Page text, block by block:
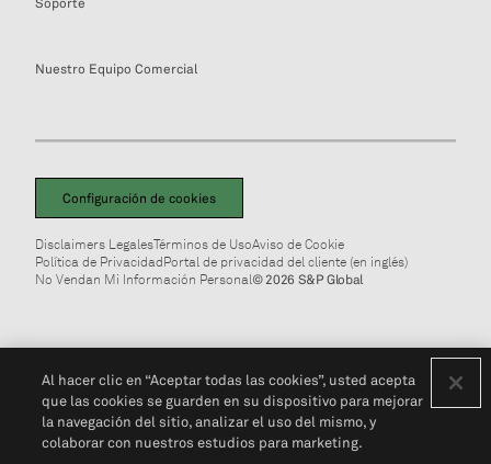
Nuestro Equipo Comercial
Configuración de cookies
Disclaimers LegalesTérminos de UsoAviso de Cookie
Política de PrivacidadPortal de privacidad del cliente (en inglés)
No Vendan Mi Información Personal© 2026 S&P Global
Al hacer clic en “Aceptar todas las cookies”, usted acepta
que las cookies se guarden en su dispositivo para mejorar
la navegación del sitio, analizar el uso del mismo, y
colaborar con nuestros estudios para marketing.